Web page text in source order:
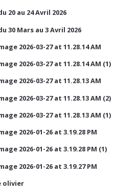
20 au 24 Avril 2026
30 Mars au 3 Avril 2026
2026-03-27 at 11.28.14 AM
2026-03-27 at 11.28.14 AM (1)
2026-03-27 at 11.28.13 AM
2026-03-27 at 11.28.13 AM (2)
2026-03-27 at 11.28.13 AM (1)
2026-01-26 at 3.19.28 PM
2026-01-26 at 3.19.28 PM (1)
2026-01-26 at 3.19.27 PM
olivier